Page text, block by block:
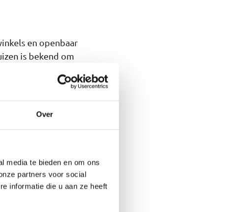
Over
media te bieden en om ons
partners voor social
informatie die u aan ze heeft
en openbaar
is bekend om
wonen als je